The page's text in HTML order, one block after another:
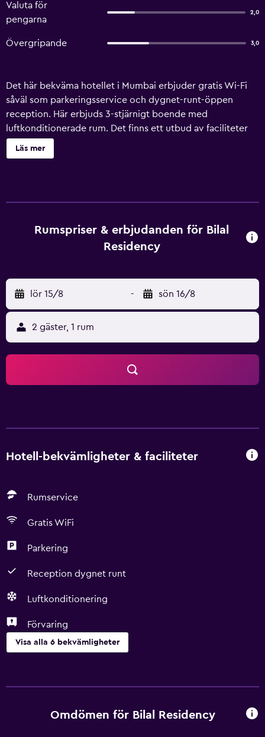
Valuta för
pengarna
2,0
Övergripande 3,0
Det här bekväma hotellet i Mumbai erbjuder gratis Wi-Fi
såväl som parkeringsservice och dygnet-runt-öppen
reception. Här erbjuds 3-stjärnigt boende med
luftkonditionerade rum. Det finns ett utbud av faciliteter
som boende kan använda såsom bagageförvaring och
rumsservice. Det finns 20 rum på Hotel Bilal Residency
Shivaji flygplats.
Läs mer
Rumspriser & erbjudanden för Bilal
Residency
lör 15/8 - sön 16/8
2 gäster, 1 rum
Hotell-bekvämligheter & faciliteter
Rumservice
Gratis WiFi
Parkering
Reception dygnet runt
Luftkonditionering
Förvaring
Visa alla 6 bekvämligheter
Rumservice
Omdömen för Bilal Residency